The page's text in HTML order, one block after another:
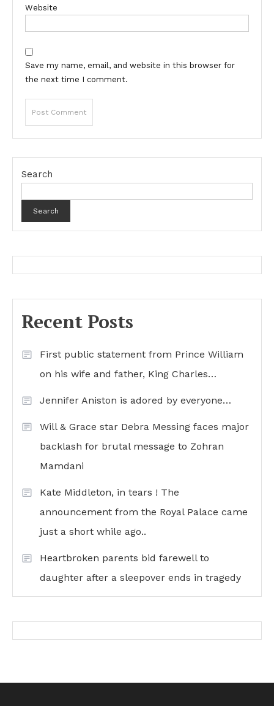
Website
Save my name, email, and website in this browser for
the next time I comment.
Search
Search
Recent Posts
First public statement from Prince William
on his wife and father, King Charles…
Jennifer Aniston is adored by everyone…
Will & Grace star Debra Messing faces major
backlash for brutal message to Zohran
Mamdani
Kate Middleton, in tears ! The
announcement from the Royal Palace came
just a short while ago..
Heartbroken parents bid farewell to
daughter after a sleepover ends in tragedy